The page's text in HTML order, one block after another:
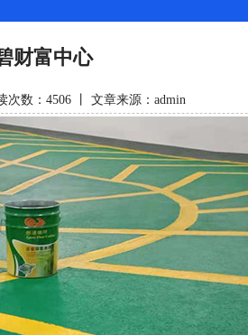
财富中心
次数：4506 丨 文章来源：admin